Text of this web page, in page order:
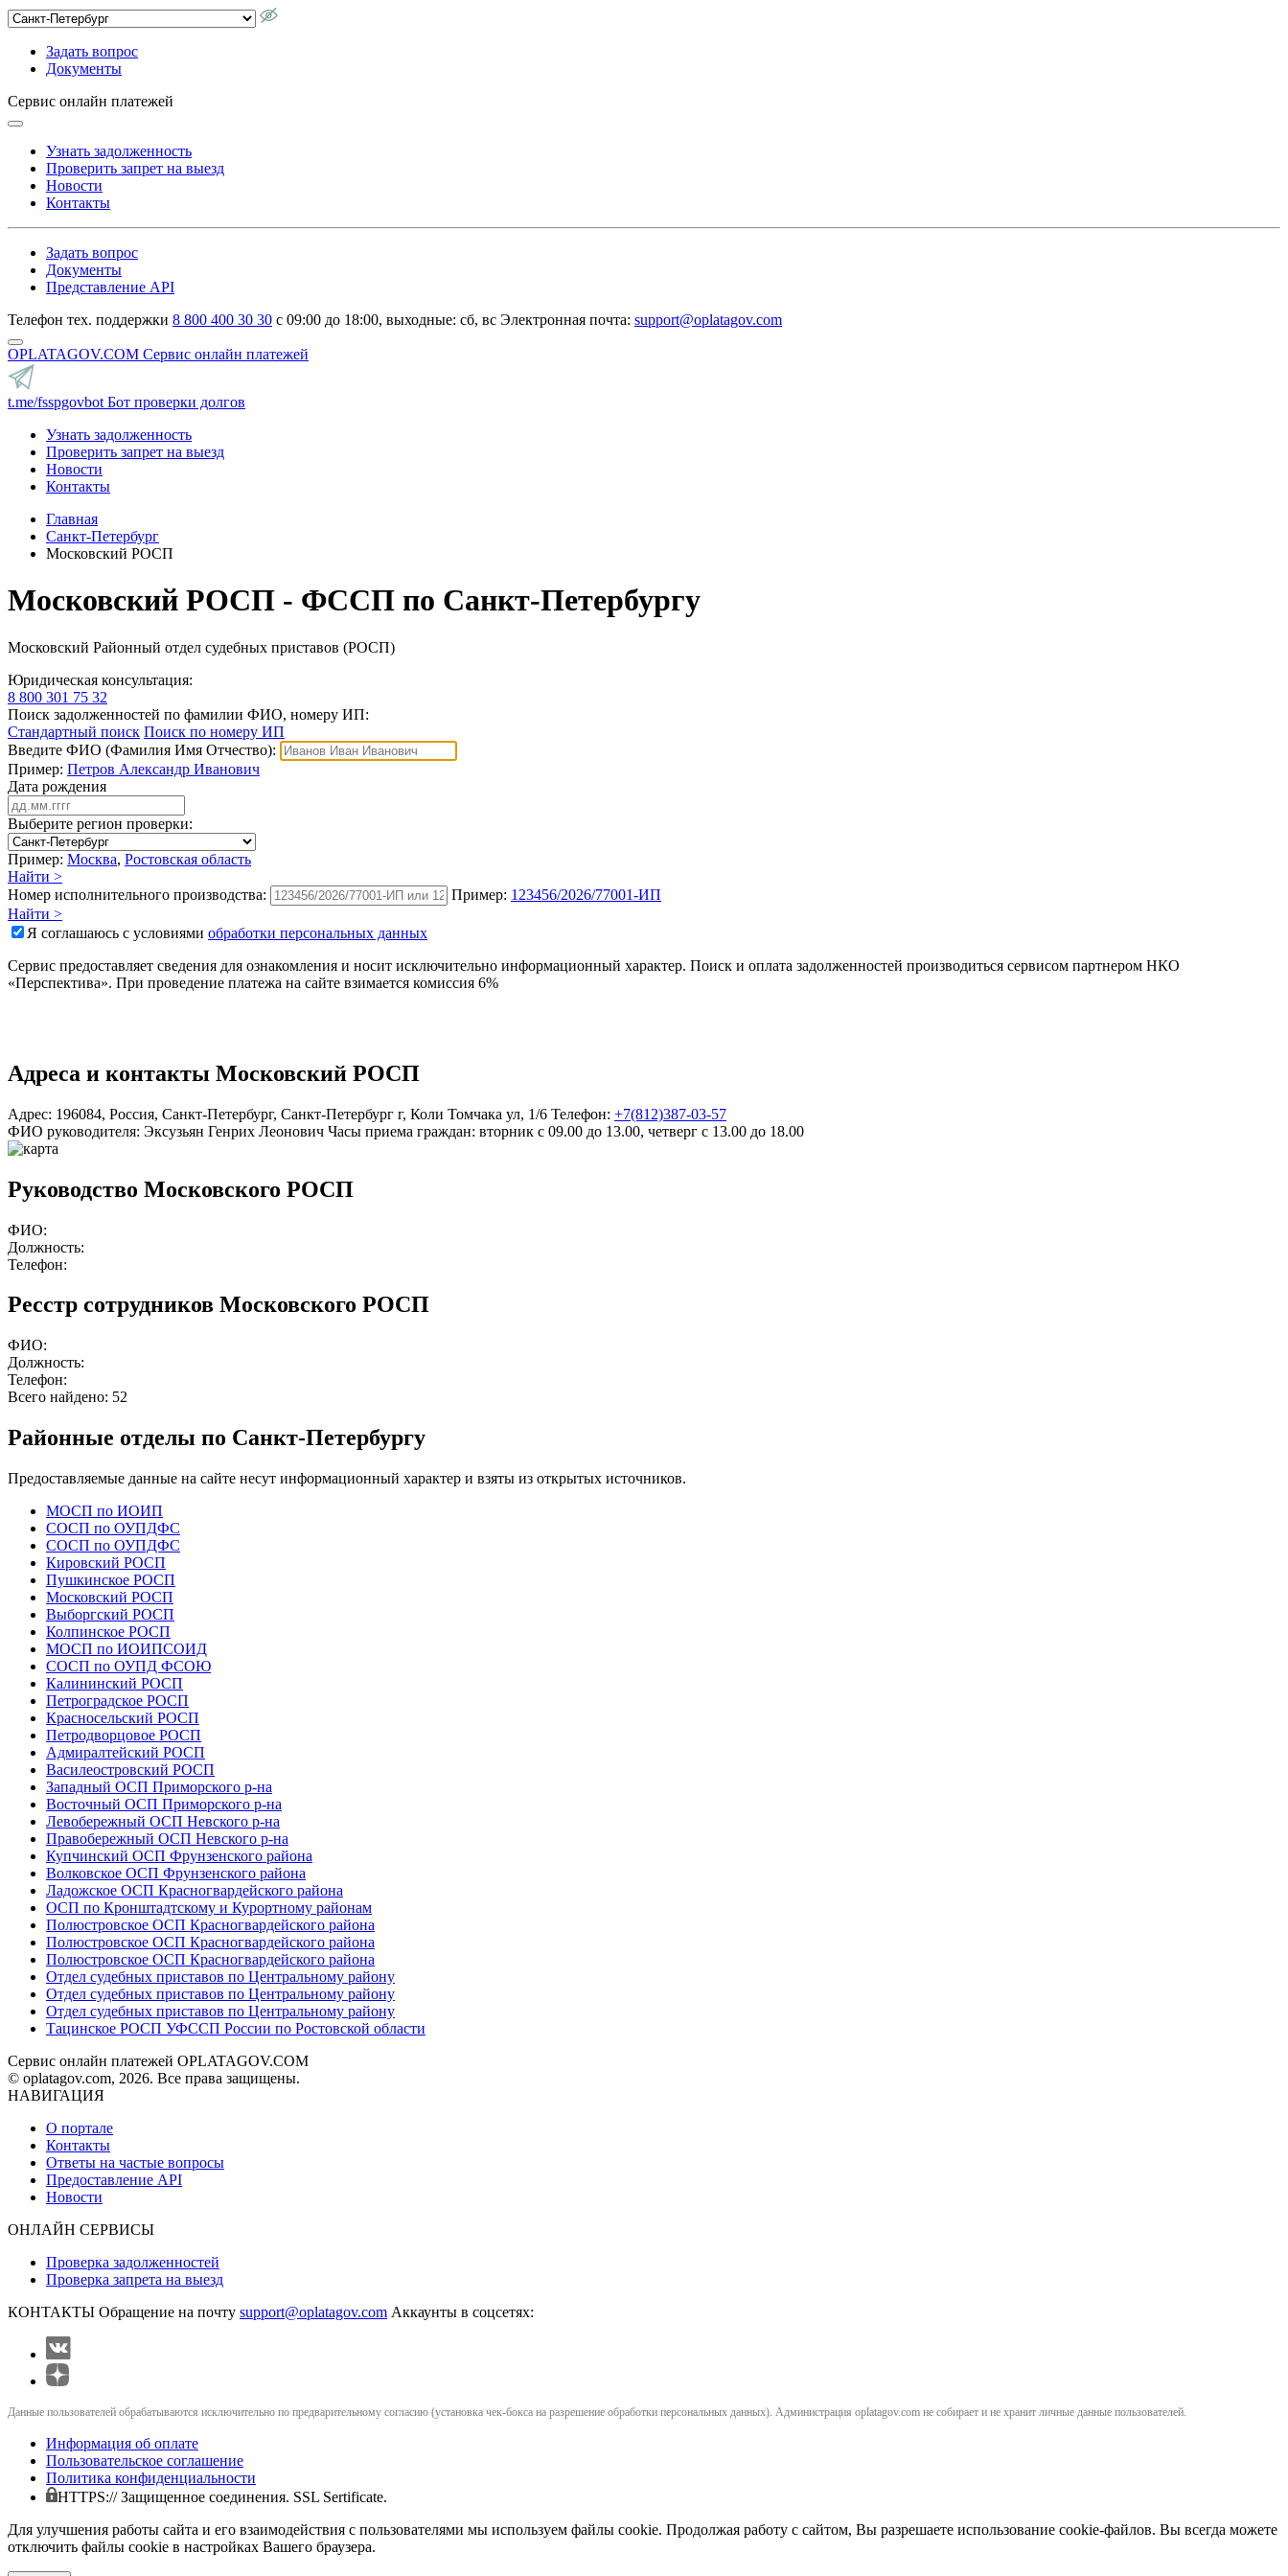
Задать вопрос
Документы
Сервис онлайн платежей
Узнать задолженность
Проверить запрет на выезд
Новости
Контакты
Задать вопрос
Документы
Представление API
Телефон тех. поддержки 8 800 400 30 30 с 09:00 до 18:00, выходные: сб, вс Электронная почта: support@oplatagov.com
OPLATAGOV.COM Сервис онлайн платежей
t.me/fsspgovbot Бот проверки долгов
Узнать задолженность
Проверить запрет на выезд
Новости
Контакты
Главная
Санкт-Петербург
Московский РОСП
Московский РОСП - ФССП по Санкт-Петербургу
Московский Районный отдел судебных приставов (РОСП)
Юридическая консультация:
8 800 301 75 32
Поиск задолженностей по фамилии ФИО, номеру ИП:
Стандартный поиск Поиск по номеру ИП
Введите ФИО (Фамилия Имя Отчество):
Пример: Петров Александр Иванович
Дата рождения
Выберите регион проверки:
Пример: Москва, Ростовская область
Найти >
Номер исполнительного производства:
Пример: 123456/2026/77001-ИП
Найти >
Я соглашаюсь с условиями обработки персональных данных
Сервис предоставляет сведения для ознакомления и носит исключительно информационный характер. Поиск и оплата задолженностей производиться сервисом партнером НКО
«Перспектива». При проведение платежа на сайте взимается комиссия 6%
Адреса и контакты Московский РОСП
Адрес: 196084, Россия, Санкт-Петербург, Санкт-Петербург г, Коли Томчака ул, 1/6 Телефон: +7(812)387-03-57
ФИО руководителя: Эксузьян Генрих Леонович Часы приема граждан: вторник с 09.00 до 13.00, четверг с 13.00 до 18.00
Руководство Московского РОСП
ФИО:
Должность:
Телефон:
Ресстр сотрудников Московского РОСП
ФИО:
Должность:
Телефон:
Всего найдено: 52
Районные отделы по Санкт-Петербургу
Предоставляемые данные на сайте несут информационный характер и взяты из открытых источников.
МОСП по ИОИП
СОСП по ОУПДФС
СОСП по ОУПДФС
Кировский РОСП
Пушкинское РОСП
Московский РОСП
Выборгский РОСП
Колпинское РОСП
МОСП по ИОИПСОИД
СОСП по ОУПД ФСОЮ
Калининский РОСП
Петроградское РОСП
Красносельский РОСП
Петродворцовое РОСП
Адмиралтейский РОСП
Василеостровский РОСП
Западный ОСП Приморского р-на
Восточный ОСП Приморского р-на
Левобережный ОСП Невского р-на
Правобережный ОСП Невского р-на
Купчинский ОСП Фрунзенского района
Волковское ОСП Фрунзенского района
Ладожское ОСП Красногвардейского района
ОСП по Кронштадтскому и Курортному районам
Полюстровское ОСП Красногвардейского района
Полюстровское ОСП Красногвардейского района
Полюстровское ОСП Красногвардейского района
Отдел судебных приставов по Центральному району
Отдел судебных приставов по Центральному району
Отдел судебных приставов по Центральному району
Тацинское РОСП УФССП России по Ростовской области
Сервис онлайн платежей OPLATAGOV.COM
© oplatagov.com, 2026. Все права защищены.
НАВИГАЦИЯ
О портале
Контакты
Ответы на частые вопросы
Предоставление API
Новости
ОНЛАЙН СЕРВИСЫ
Проверка задолженностей
Проверка запрета на выезд
КОНТАКТЫ Обращение на почту support@oplatagov.com Аккаунты в соцсетях:
Данные пользователей обрабатываются исключительно по предварительному согласию (установка чек-бокса на разрешение обработки персональных данных). Администрация oplatagov.com не собирает и не хранит личные данные пользователей.
Информация об оплате
Пользовательское соглашение
Политика конфиденциальности
HTTPS:// Защищенное соединения. SSL Sertificate.
Для улучшения работы сайта и его взаимодействия с пользователями мы используем файлы cookie. Продолжая работу с сайтом, Вы разрешаете использование cookie-файлов. Вы всегда можете
отключить файлы cookie в настройках Вашего браузера.